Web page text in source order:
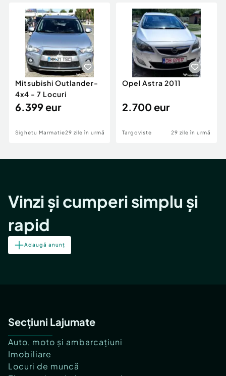
Servicii
Animale de companie
Afaceri și echipamente profesionale
Inchiriere Bunuri si Vehicule
Utilaje agricole si industriale
Piese auto si accesorii
Dacia Duster
Mitsubishi Outlander-
4x4 - 7 Locuri
6.399 eur
Sighetu Marmatiei29 zile în urmă
Opel Astra 2011
2.700 eur
Targoviste 29 zile în urmă
Vinzi și cumperi simplu și
rapid
Adaugă anunț
Secțiuni Lajumate
Auto, moto și ambarcațiuni
Imobiliare
Locuri de muncă